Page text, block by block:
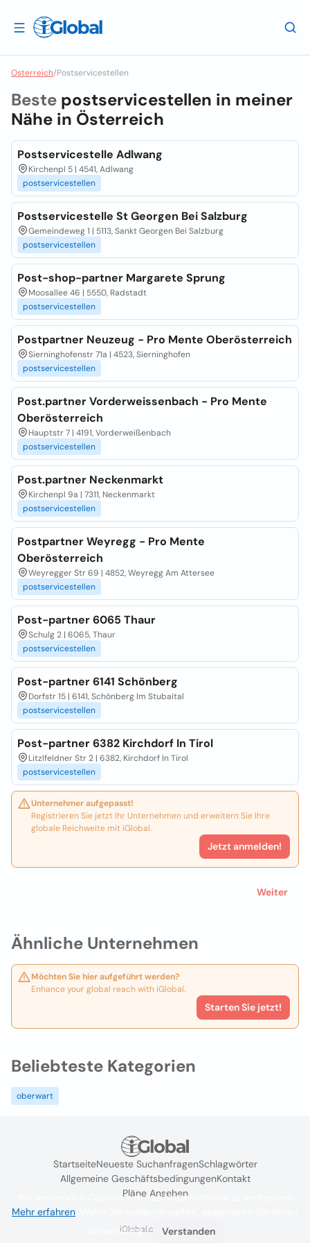
Osterreich/Postservicestellen
Ähnliche Unternehmen
Möchten Sie hier aufgeführt werden?
Enhance your global reach with iGlobal.
Starten Sie jetzt!
Beste postservicestellen in meiner
Nähe in Österreich
Postservicestelle Adlwang
Kirchenpl 5 | 4541, Adlwang
postservicestellen
Postservicestelle St Georgen Bei Salzburg
Gemeindeweg 1 | 5113, Sankt Georgen Bei Salzburg
postservicestellen
Post-shop-partner Margarete Sprung
Moosallee 46 | 5550, Radstadt
postservicestellen
Postpartner Neuzeug - Pro Mente Oberösterreich
Sierninghofenstr 71a | 4523, Sierninghofen
postservicestellen
Post.partner Vorderweissenbach - Pro Mente
Oberösterreich
Hauptstr 7 | 4191, Vorderweißenbach
postservicestellen
Post.partner Neckenmarkt
Kirchenpl 9a | 7311, Neckenmarkt
postservicestellen
Postpartner Weyregg - Pro Mente
Oberösterreich
Weyregger Str 69 | 4852, Weyregg Am Attersee
postservicestellen
Post-partner 6065 Thaur
Schulg 2 | 6065, Thaur
postservicestellen
Post-partner 6141 Schönberg
Dorfstr 15 | 6141, Schönberg Im Stubaital
postservicestellen
Post-partner 6382 Kirchdorf In Tirol
Litzlfeldner Str 2 | 6382, Kirchdorf In Tirol
postservicestellen
Unternehmer aufgepasst!
Registrieren Sie jetzt Ihr Unternehmen und erweitern Sie Ihre
globale Reichweite mit iGlobal.
Jetzt anmelden!
Weiter
Beliebteste Kategorien
oberwart
StartseiteNeueste SuchanfragenSchlagwörter
Allgemeine GeschäftsbedingungenKontakt
Pläne Ansehen
iGlobal.co @ 2024
Wir verwenden Cookies, um das Nutzererlebnis zu verbessern
Mehr erfahren
Verwendung.
Verstanden